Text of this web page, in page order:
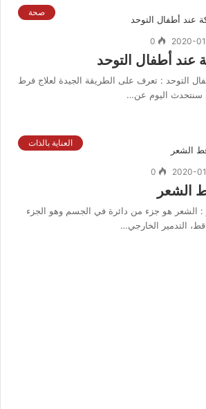
صحة
2020-
0
عند أطفال التوحد
التوحد : تعرف على الطريقة الجيدة لعلاج فرط
سنتحدث اليوم عن…
العناية بالذات
2020-
0
الشعر
الشعر هو جزء من دائرة في الجسم وهو الجزء
التدمير الخارجي…